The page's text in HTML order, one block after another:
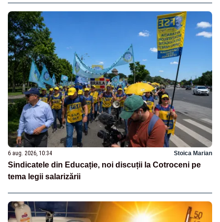
6 aug. 2026, 10:34 Stoica Marian
Sindicatele din Educație, noi discuții la Cotroceni pe
tema legii salarizării